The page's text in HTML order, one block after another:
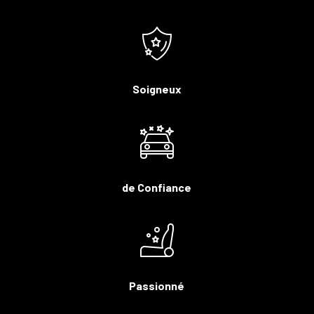
Soigneux
de Confiance
Passionné